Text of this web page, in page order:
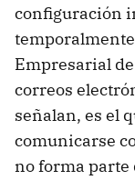
configuración
Empresarial
correos
señalan, es el
comunicarse
no forma parte